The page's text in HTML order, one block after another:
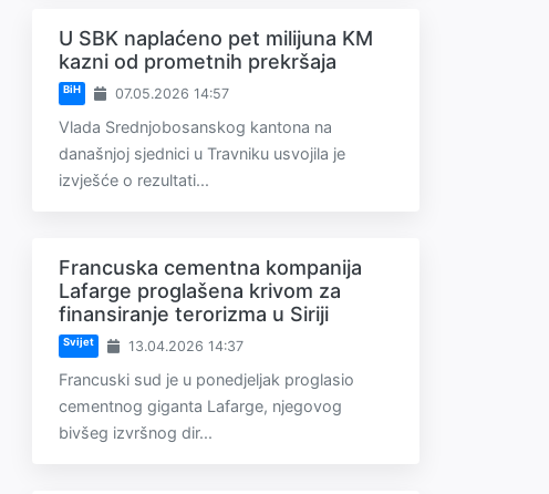
U SBK naplaćeno pet milijuna KM
kazni od prometnih prekršaja
BiH 07.05.2026 14:57
Vlada Srednjobosanskog kantona na
današnjoj sjednici u Travniku usvojila je
izvješće o rezultati...
Francuska cementna kompanija
Lafarge proglašena krivom za
finansiranje terorizma u Siriji
Svijet 13.04.2026 14:37
Francuski sud je u ponedjeljak proglasio
cementnog giganta Lafarge, njegovog
bivšeg izvršnog dir...